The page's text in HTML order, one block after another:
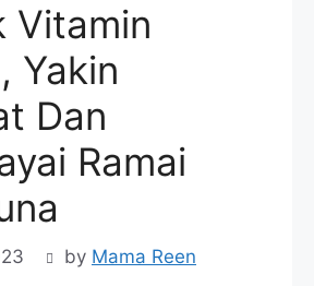
Vitamin
Yakin
Dan
Ramai
by Mama Reen